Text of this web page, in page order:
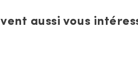
aussi vous